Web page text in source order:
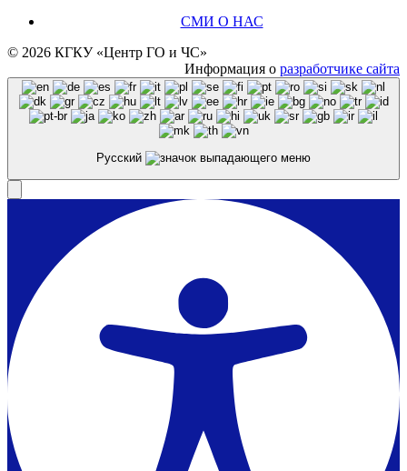
СМИ О НАС
© 2026 КГКУ «Центр ГО и ЧС»
Информация о разработчике сайта
Русский